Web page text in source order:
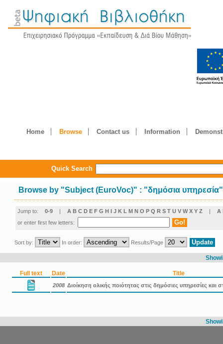
Home Browse Contact us Information
Quick Search
Browse by "Subject (EuroVoc)" : "δημόσια υπηρεσία"
Jump to: 0-9 | A B C D E F G H I J K L M N O P Q R S T U V W X Y Z | Α
or enter first few letters:
Sort by: In order: Results/Page
Full text Date Title
2008 Διοίκηση ολικής ποιότητας στις δημόσιες υπηρεσίες και